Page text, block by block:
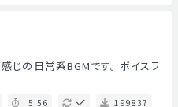
じの日常系BGMです。 ボイスラ
5:56 199837